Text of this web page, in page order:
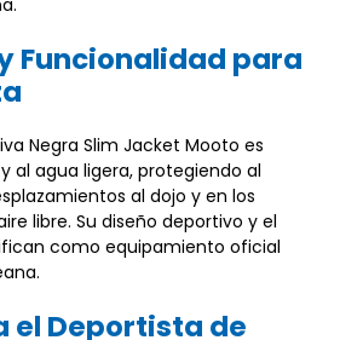
Funcionalidad para
Negra Slim Jacket Mooto es
al agua ligera, protegiendo al
al dojo y en los
libre. Su diseño deportivo y el
como equipamiento oficial
el Deportista de